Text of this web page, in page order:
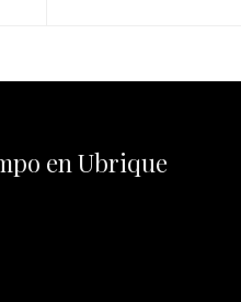
en Ubrique